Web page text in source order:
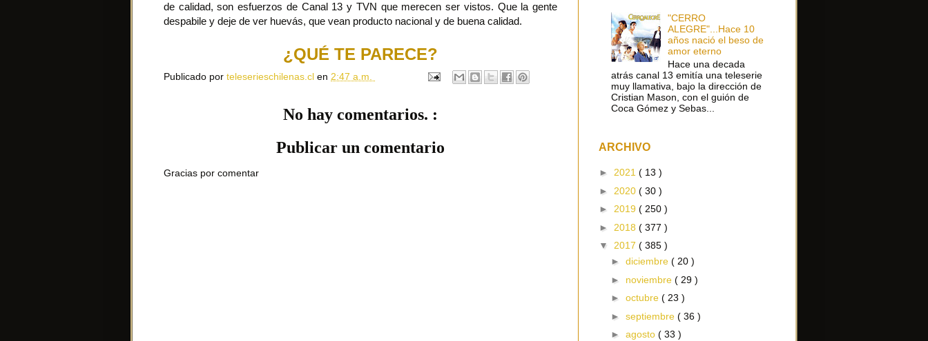
de calidad, son esfuerzos de Canal 13 y TVN que merecen ser vistos. Que la gente
despabile y deje de ver huevás, que vean producto nacional y de buena calidad.
¿QUÉ TE PARECE?
Publicado por teleserieschilenas.cl en 2:47 a.m.
No hay comentarios. :
Publicar un comentario
Gracias por comentar
"CERRO
ALEGRE"...Hace 10
años nació el beso de
amor eterno
Hace una decada
atrás canal 13 emitía una teleserie
muy llamativa, bajo la dirección de
Cristian Mason, con el guión de
Coca Gómez y Sebas...
ARCHIVO
► 2021 ( 13 )
► 2020 ( 30 )
► 2019 ( 250 )
► 2018 ( 377 )
▼ 2017 ( 385 )
► diciembre ( 20 )
► noviembre ( 29 )
► octubre ( 23 )
► septiembre ( 36 )
► agosto ( 33 )